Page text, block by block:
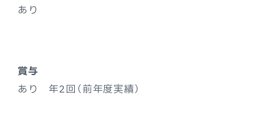
あり
賞与
あり 年2回（前年度実績）